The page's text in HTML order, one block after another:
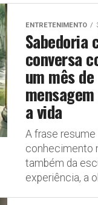
ENTRETENIMENTO
Sabedoria
conversa
um mês
a vida
A frase resume
conhecimento
também da
experiência, a